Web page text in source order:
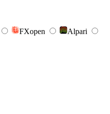
FXopen Alpari